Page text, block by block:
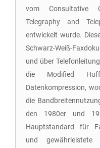
vom Consultative
Telegraphy and
entwickelt wurde.
Schwarz-Weiß-
und über
die Modified
Datenkompression,
die
den 1980er und
Hauptstandard für
und gewährleistete